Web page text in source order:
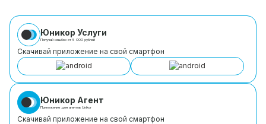
—
ваша
квартира
мечты
ждёт
вас!
🚀
Юникор Услуги
Получай кешбэк от 5 000 рублей
Скачивай приложение на свой смартфон
Юникор Агент
Приложение для агентов Unikor
Скачивай приложение на свой смартфон